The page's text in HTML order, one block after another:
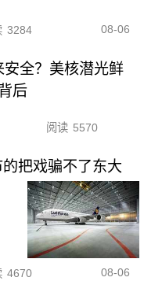
3284 08-06
全？美核潜光鲜
后
阅读 5570
把戏骗不了东大
4670 08-06